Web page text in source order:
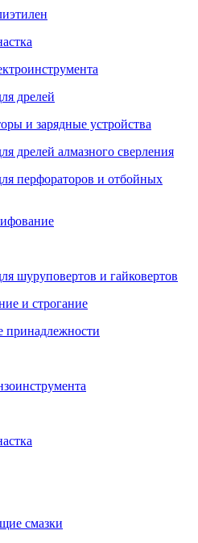
дрелей
и зарядные устройства
дрелей алмазного сверления
перфораторов и отбойных
шуруповертов и гайковертов
и строгание
принадлежности
смазки